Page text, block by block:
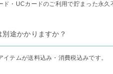
ド・UCカードのご利用で貯まった永
途かかりますか？
イテムが送料込み・消費税込みです。